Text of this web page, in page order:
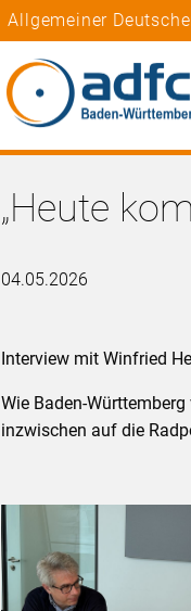
Allgemeiner
„Heute
04.05.2026
Interview mit Winfried
Wie Baden-
inzwischen auf die